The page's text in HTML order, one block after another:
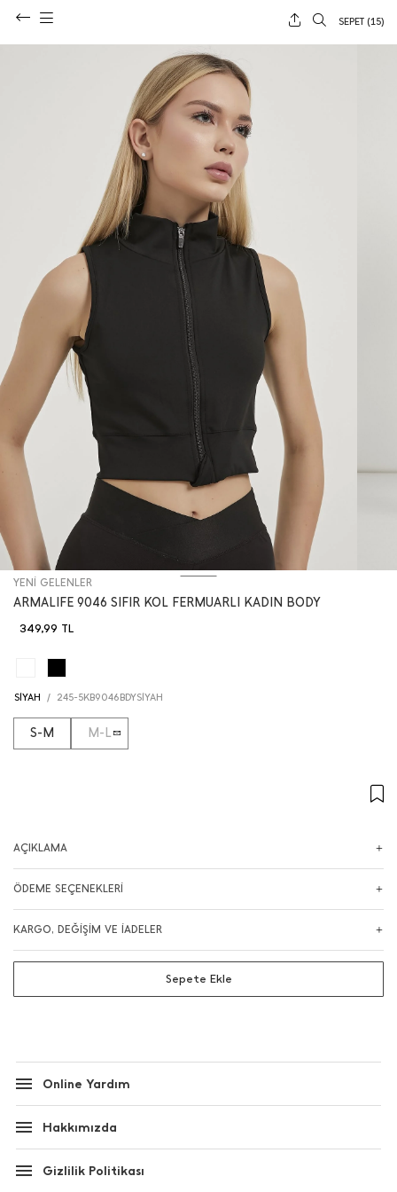
SEPET (15)
YENİ GELENLER
ARMALIFE 9046 SIFIR KOL FERMUARLI KADIN BODY
349,99 TL
S-M M-L
SİYAH / 245-5KB9046BDYSİYAH
Sepete Ekle
AÇIKLAMA
ÖDEME SEÇENEKLERİ
KARGO, DEĞİŞİM VE İADELER
Online Yardım
Hakkımızda
Gizlilik Politikası